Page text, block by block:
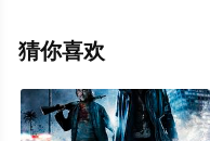
解。
猜你喜欢